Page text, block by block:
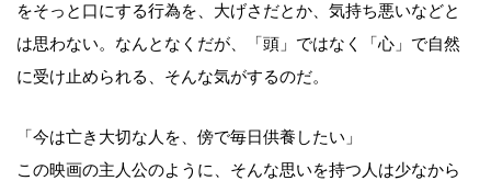
をそっと口にする行為を、大げさだとか、気持ち悪いなどと
は思わない。なんとなくだが、「頭」ではなく「心」で自然
に受け止められる、そんな気がするのだ。
「今は亡き大切な人を、傍で毎日供養したい」
この映画の主人公のように、そんな思いを持つ人は少なから